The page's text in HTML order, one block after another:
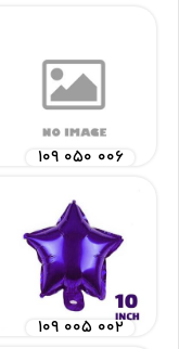
۱۰۹ ۰۵۰ ۰۰۶
۱۰۹ ۰۰۵ ۰۰۲